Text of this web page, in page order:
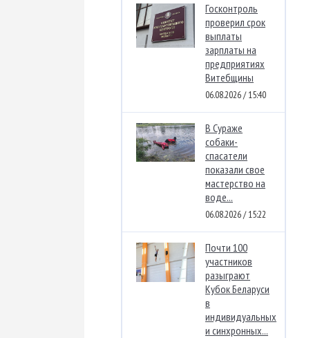
Госконтроль
проверил срок
выплаты
зарплаты на
предприятиях
Витебщины
06.08.2026 / 15:40
В Сураже
собаки-
спасатели
показали свое
мастерство на
воде...
06.08.2026 / 15:22
Почти 100
участников
разыграют
Кубок Беларуси
в
индивидуальных
и синхронных...